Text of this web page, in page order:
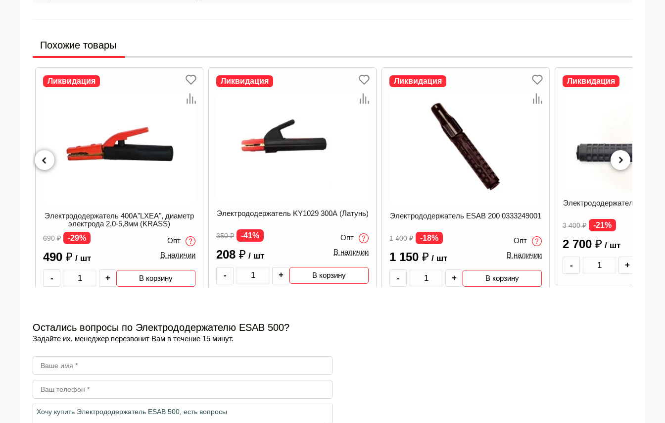
Похожие товары
Ликвидация
Электрододержатель 400А"LXEA", диаметр
электрода 2,0-5,8мм (KRASS)
690₽ -29%
490 ₽ / шт
Опт
В наличии
- + В корзину
Ликвидация
Электрододержатель KY1029 300A (Латунь)
350₽ -41%
208 ₽ / шт
Опт
В наличии
- + В корзину
Ликвидация
Электрододержатель ESAB 200 0333249001
1 400₽ -18%
1 150 ₽ / шт
Опт
В наличии
- + В корзину
Ликвидация
Электрододержатель ESAB
3 400₽ -21%
2 700 ₽ / шт
- +
Остались вопросы по Электрододержателю ESAB 500?
Задайте их, менеджер перезвонит Вам в течение 15 минут.